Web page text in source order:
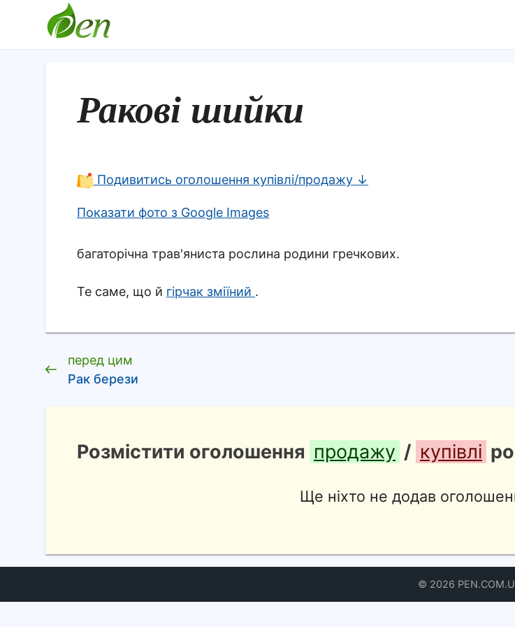
Ракові шийки
Подивитись оголошення купівлі/продажу ↓
Показати фото з Google Images
багаторічна трав'яниста рослина родини гречкових.
Те саме, що й гірчак зміїний .
перед цим
Рак берези
Розмістити оголошення продажу / купівлі
Ще ніхто не додав
© 2026